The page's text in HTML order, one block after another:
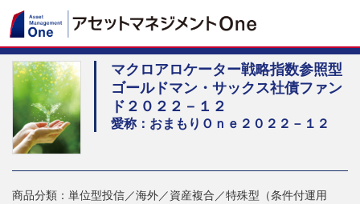
マクロアロケーター戦略指数参照型
ゴールドマン・サックス社債ファン
ド２０２２－１２
愛称：おまもりＯｎｅ２０２２－１２
商品分類：単位型投信／海外／資産複合／特殊型（条件付運用